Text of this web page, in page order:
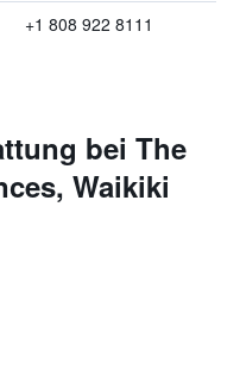
+1 808 922 8111
bei The
Waikiki